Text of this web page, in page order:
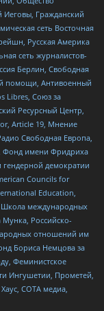
Иеговы, Гражданский
сеть Восточная
Русская Америка
сеть журналистов-
Берлин, Свободная
помощи, Антивоенный
Libres, Союз за
Ресурсный Центр,
Article 19, Мнение
Свободная Европа,
Фонд имени Фридриха
демократии
Councils for
Education,
Школа международных
Российско-
отношений им
Бориса Немцова за
Феминистское
Ингушетии, Прометей,
СОТА медиа,